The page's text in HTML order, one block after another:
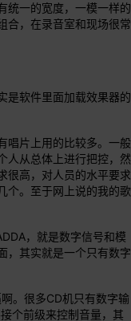
统一的宽度，一模一样的
合，在录音室和现场很常
是软件里面加载效果器的
唱片上用的比较多。一般
人从总体上进行把控，然
很高，对人员的水平要求
个。至于网上说的我的歌
，就是数字信号和模
，其实就是一个只有数字
。很多CD机只有数字输
个前级来控制音量，其